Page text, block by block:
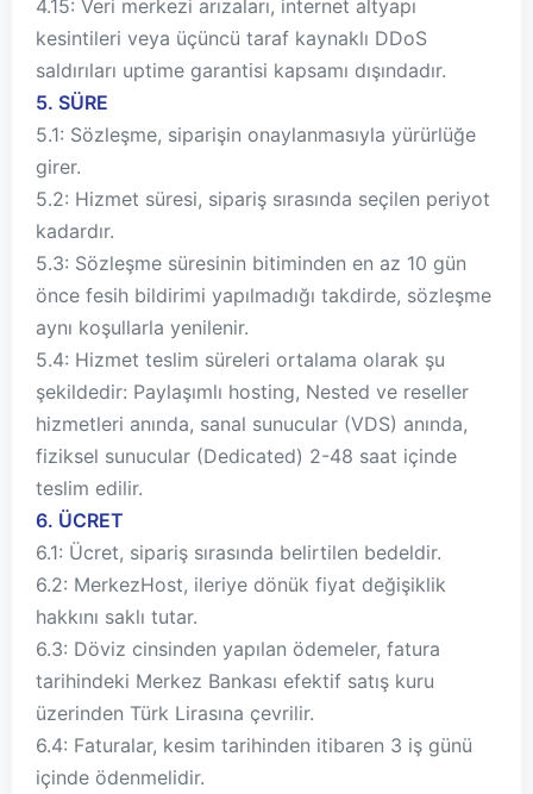
4.15: Veri merkezi arızaları, internet altyapı
kesintileri veya üçüncü taraf kaynaklı DDoS
saldırıları uptime garantisi kapsamı dışındadır.
5. SÜRE
5.1: Sözleşme, siparişin onaylanmasıyla yürürlüğe
girer.
5.2: Hizmet süresi, sipariş sırasında seçilen periyot
kadardır.
5.3: Sözleşme süresinin bitiminden en az 10 gün
önce fesih bildirimi yapılmadığı takdirde, sözleşme
aynı koşullarla yenilenir.
5.4: Hizmet teslim süreleri ortalama olarak şu
şekildedir: Paylaşımlı hosting, Nested ve reseller
hizmetleri anında, sanal sunucular (VDS) anında,
fiziksel sunucular (Dedicated) 2-48 saat içinde
teslim edilir.
6. ÜCRET
6.1: Ücret, sipariş sırasında belirtilen bedeldir.
6.2: MerkezHost, ileriye dönük fiyat değişiklik
hakkını saklı tutar.
6.3: Döviz cinsinden yapılan ödemeler, fatura
tarihindeki Merkez Bankası efektif satış kuru
üzerinden Türk Lirasına çevrilir.
6.4: Faturalar, kesim tarihinden itibaren 3 iş günü
içinde ödenmelidir.